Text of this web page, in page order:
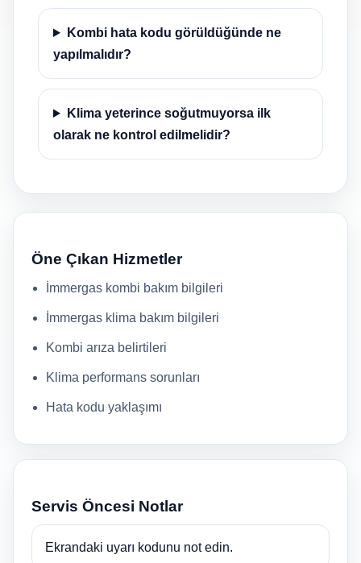
Kombi hata kodu görüldüğünde ne
yapılmalıdır?
Klima yeterince soğutmuyorsa ilk
olarak ne kontrol edilmelidir?
Öne Çıkan Hizmetler
İmmergas kombi bakım bilgileri
İmmergas klima bakım bilgileri
Kombi arıza belirtileri
Klima performans sorunları
Hata kodu yaklaşımı
Servis Öncesi Notlar
Ekrandaki uyarı kodunu not edin.